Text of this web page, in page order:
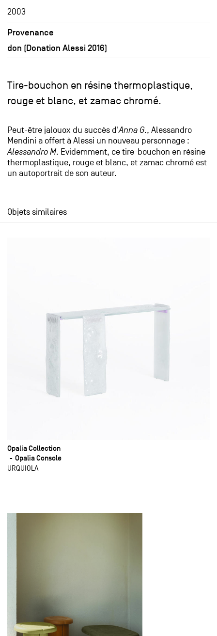
2003
Provenance
don (Donation Alessi 2016)
Tire-bouchon en résine thermoplastique,
rouge et blanc, et zamac chromé.
Peut-être jalouox du succès d'Anna G., Alessandro
Mendini a offert à Alessi un nouveau personnage :
Alessandro M. Evidemment, ce tire-bouchon en résine
thermoplastique, rouge et blanc, et zamac chromé est
un autoportrait de son auteur.
Objets similaires
Opalia Collection
Opalia Console
URQUIOLA